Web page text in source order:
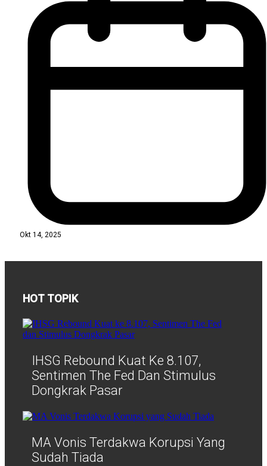
Okt 14, 2025
HOT TOPIK
IHSG Rebound Kuat Ke 8.107,
Sentimen The Fed Dan Stimulus
Dongkrak Pasar
MA Vonis Terdakwa Korupsi Yang
Sudah Tiada